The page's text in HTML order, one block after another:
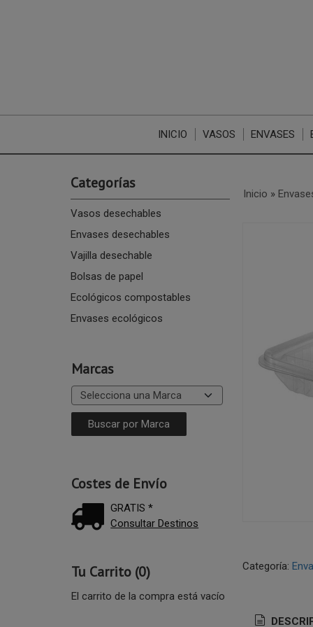
INICIO VASOS ENVASES
Categorías
Vasos desechables
Envases desechables
Vajilla desechable
Bolsas de papel
Ecológicos compostables
Envases ecológicos
Marcas
Costes de Envío
GRATIS *
Consultar Destinos
Tu Carrito (0)
El carrito de la compra está vacío
Inicio »
Categoría: